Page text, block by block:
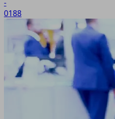
-
0188